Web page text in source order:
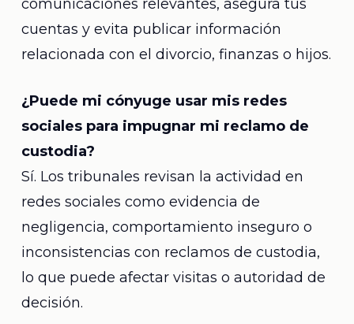
comunicaciones relevantes, asegura tus
cuentas y evita publicar información
relacionada con el divorcio, finanzas o hijos.
¿Puede mi cónyuge usar mis redes
sociales para impugnar mi reclamo de
custodia?
Sí. Los tribunales revisan la actividad en
redes sociales como evidencia de
negligencia, comportamiento inseguro o
inconsistencias con reclamos de custodia,
lo que puede afectar visitas o autoridad de
decisión.